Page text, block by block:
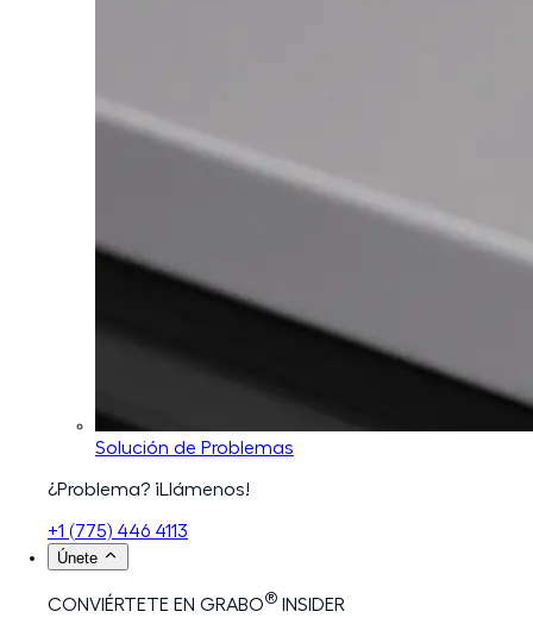
Solución de Problemas
¿Problema? ¡Llámenos!
+1 (775) 446 4113
Únete
CONVIÉRTETE EN GRABO® INSIDER